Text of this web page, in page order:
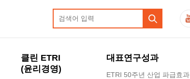
클린 ETRI
(윤리경영)
대표연구성과
ETRI 50주년 산업 파급효과